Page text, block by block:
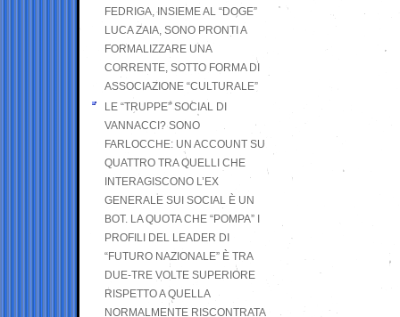
FEDRIGA, INSIEME AL “DOGE”
LUCA ZAIA, SONO PRONTI A
FORMALIZZARE UNA
CORRENTE, SOTTO FORMA DI
ASSOCIAZIONE “CULTURALE”
LE “TRUPPE” SOCIAL DI
VANNACCI? SONO
FARLOCCHE: UN ACCOUNT SU
QUATTRO TRA QUELLI CHE
INTERAGISCONO L’EX
GENERALE SUI SOCIAL È UN
BOT. LA QUOTA CHE “POMPA” I
PROFILI DEL LEADER DI
“FUTURO NAZIONALE” È TRA
DUE-TRE VOLTE SUPERIORE
RISPETTO A QUELLA
NORMALMENTE RISCONTRATA